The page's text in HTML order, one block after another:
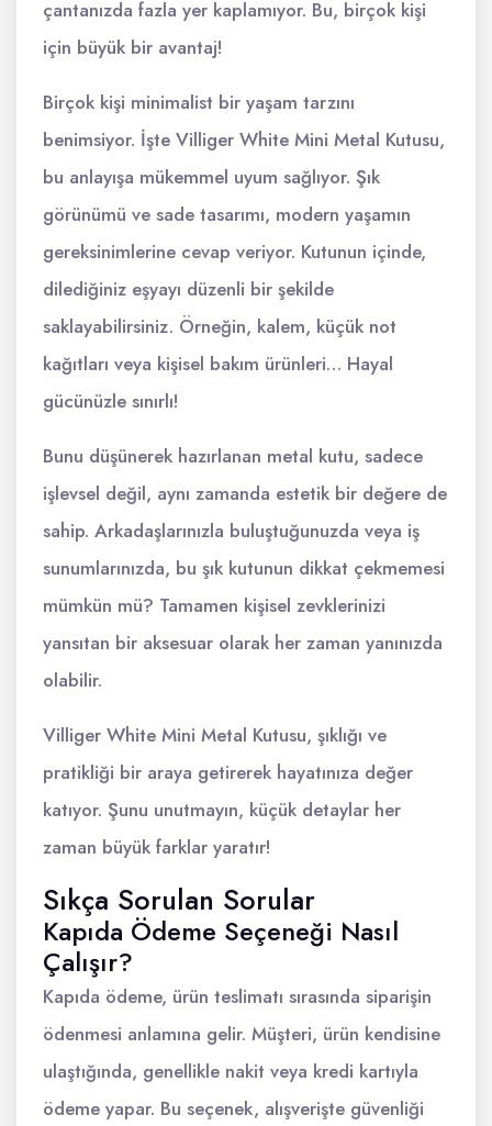
çantanızda fazla yer kaplamıyor. Bu, birçok kişi
için büyük bir avantaj!
Birçok kişi minimalist bir yaşam tarzını
benimsiyor. İşte Villiger White Mini Metal Kutusu,
bu anlayışa mükemmel uyum sağlıyor. Şık
görünümü ve sade tasarımı, modern yaşamın
gereksinimlerine cevap veriyor. Kutunun içinde,
dilediğiniz eşyayı düzenli bir şekilde
saklayabilirsiniz. Örneğin, kalem, küçük not
kağıtları veya kişisel bakım ürünleri… Hayal
gücünüzle sınırlı!
Bunu düşünerek hazırlanan metal kutu, sadece
işlevsel değil, aynı zamanda estetik bir değere de
sahip. Arkadaşlarınızla buluştuğunuzda veya iş
sunumlarınızda, bu şık kutunun dikkat çekmemesi
mümkün mü? Tamamen kişisel zevklerinizi
yansıtan bir aksesuar olarak her zaman yanınızda
olabilir.
Villiger White Mini Metal Kutusu, şıklığı ve
pratikliği bir araya getirerek hayatınıza değer
katıyor. Şunu unutmayın, küçük detaylar her
zaman büyük farklar yaratır!
Sıkça Sorulan Sorular
Kapıda Ödeme Seçeneği Nasıl
Çalışır?
Kapıda ödeme, ürün teslimatı sırasında siparişin
ödenmesi anlamına gelir. Müşteri, ürün kendisine
ulaştığında, genellikle nakit veya kredi kartıyla
ödeme yapar. Bu seçenek, alışverişte güvenliği